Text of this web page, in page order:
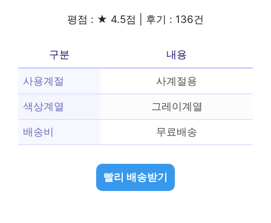
평점 : ★ 4.5점 | 후기 : 136건
구분 내용
사용계절 사계절용
색상계열 그레이계열
배송비 무료배송
빨리 배송받기